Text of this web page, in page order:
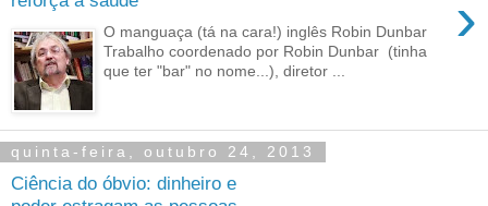
›
O manguaça (tá na cara!) inglês Robin Dunbar
Trabalho coordenado por Robin Dunbar (tinha
que ter "bar" no nome...), diretor ...
quinta-feira, outubro 24, 2013
Ciência do óbvio: dinheiro e